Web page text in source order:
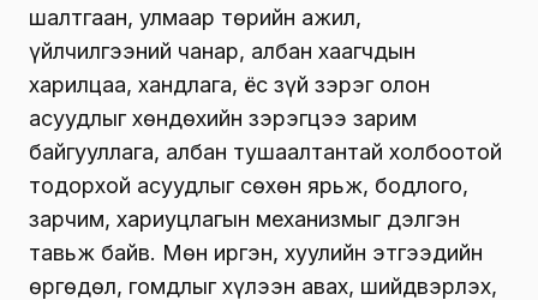
шалтгаан, улмаар төрийн ажил,
үйлчилгээний чанар, албан хаагчдын
харилцаа, хандлага, ёс зүй зэрэг олон
асуудлыг хөндөхийн зэрэгцээ зарим
байгууллага, албан тушаалтантай холбоотой
тодорхой асуудлыг сөхөн ярьж, бодлого,
зарчим, хариуцлагын механизмыг дэлгэн
тавьж байв. Мөн иргэн, хуулийн этгээдийн
өргөдөл, гомдлыг хүлээн авах, шийдвэрлэх,